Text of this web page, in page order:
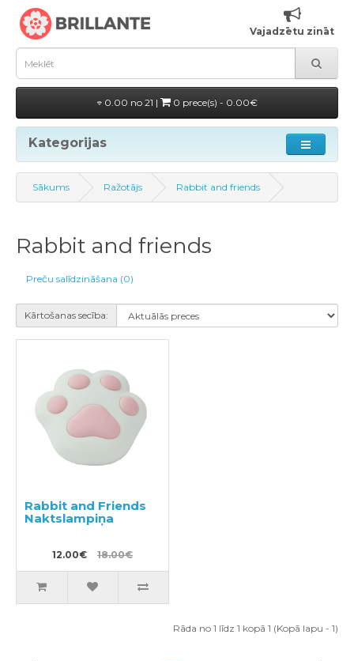
Vajadzētu zināt
0.00 no 21 | 0 prece(s) - 0.00€
Kategorijas
Sākums Ražotājs Rabbit and friends
Rabbit and friends
Preču salīdzināšana (0)
Kārtošanas secība:
Rabbit and Friends
Naktslampiņa
12.00€ 18.00€
Rāda no 1 līdz 1 kopā 1 (Kopā lapu - 1)